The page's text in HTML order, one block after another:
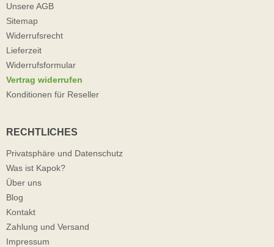
Unsere AGB
Sitemap
Widerrufsrecht
Lieferzeit
Widerrufsformular
Vertrag widerrufen
Konditionen für Reseller
RECHTLICHES
Privatsphäre und Datenschutz
Was ist Kapok?
Über uns
Blog
Kontakt
Zahlung und Versand
Impressum